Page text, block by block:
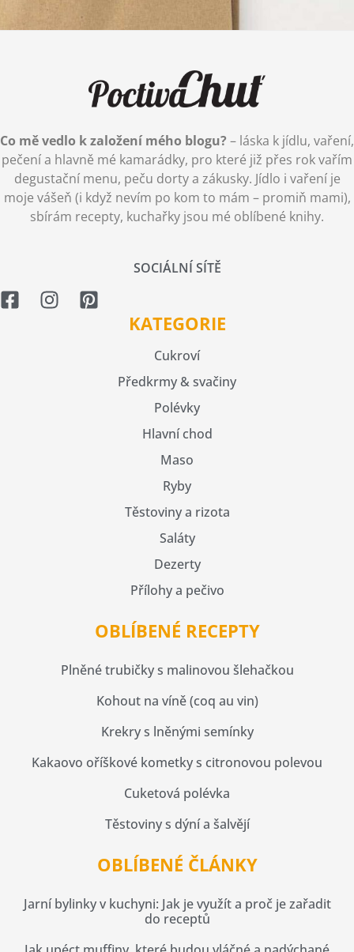
Co mě vedlo k založení mého blogu? – láska k jídlu, vaření,
pečení a hlavně mé kamarádky, pro které již přes rok vařím
degustační menu, peču dorty a zákusky. Jídlo i vaření je
moje vášeň (i když nevím po kom to mám – promiň mami),
sbírám recepty, kuchařky jsou mé oblíbené knihy.
SOCIÁLNÍ SÍTĚ
KATEGORIE
Cukroví
Předkrmy & svačiny
Polévky
Hlavní chod
Maso
Ryby
Těstoviny a rizota
Saláty
Dezerty
Přílohy a pečivo
OBLÍBENÉ RECEPTY
Plněné trubičky s malinovou šlehačkou
Kohout na víně (coq au vin)
Krekry s lněnými semínky
Kakaovo oříškové kometky s citronovou polevou
Cuketová polévka
Těstoviny s dýní a šalvějí
OBLÍBENÉ ČLÁNKY
Jarní bylinky v kuchyni: Jak je využít a proč je zařadit
do receptů